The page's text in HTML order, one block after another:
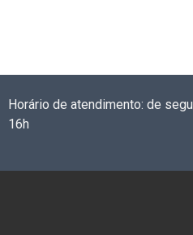
Horário de atendimento: de
16h